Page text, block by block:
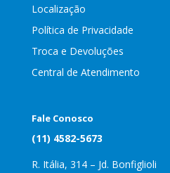
Localização
Política de Privacidade
Troca e Devoluções
Central de Atendimento
Fale Conosco
(11) 4582-5673
R. Itália, 314 – Jd. Bonfiglioli